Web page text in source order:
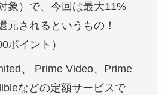
象）で、今回は最大11%
元されるというもの！
ポイント）
、 Prime Video、Prime
などの定額サービスで